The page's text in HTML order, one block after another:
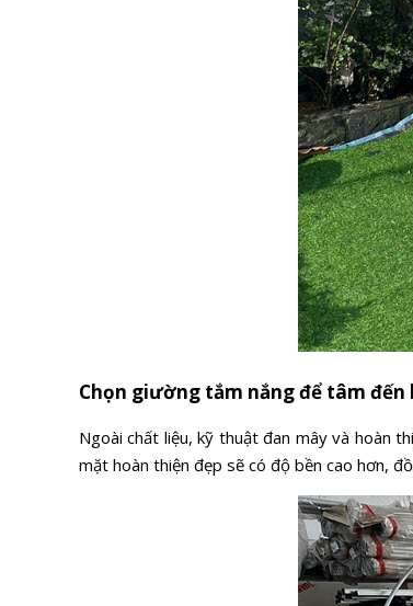
Chọn giường tắm nắng để tâm
Ngoài chất liệu, kỹ thuật đan mây và hoàn
mặt hoàn thiện đẹp sẽ có độ bền cao hơn,